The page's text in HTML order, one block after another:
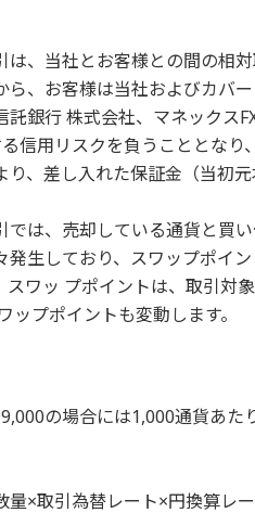
は、当社とお客様との間の相
ら、お客様は当社およびカバ
託銀行 株式会社、マネックス
信用リスクを負うこととな
、差し入れた保証金（当初
では、売却している通貨と買
発生しており、スワップポイ
スワッ プポイントは、取引対
ップポイントも変動します。
の場合には1,000通貨あ
×取引為替レート×円換算レ